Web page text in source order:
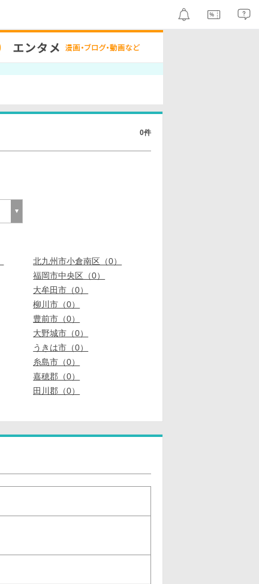
0件
北九州市小倉南区（0）
福岡市中央区（0）
大牟田市（0）
柳川市（0）
豊前市（0）
大野城市（0）
うきは市（0）
糸島市（0）
嘉穂郡（0）
田川郡（0）